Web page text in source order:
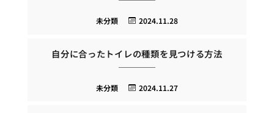
2024.11.28
未分類
自分に合ったトイレの種類を見つける方法
2024.11.27
未分類